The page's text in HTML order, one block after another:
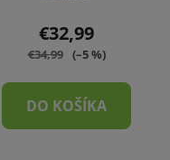
€32,99
€34,99 (–5 %)
DO KOŠÍKA